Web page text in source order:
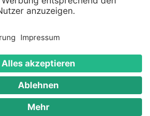
und Logos sind eingetragene
der jeweiligen Hersteller.
- 2026 Toys for Fun GmbH - Alle
Rechte vorbehalten